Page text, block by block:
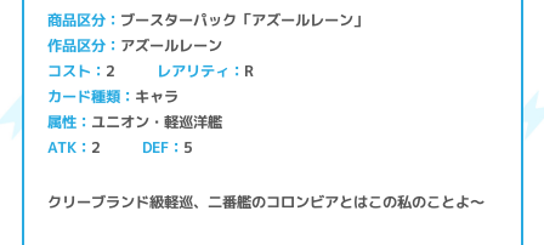
商品区分 ブースターパック「アズールレーン」
作品区分 アズールレーン
コスト 2 レアリティ R
カード種類 キャラ
属性 ユニオン・軽巡洋艦
ATK 2 DEF 5
クリーブランド級軽巡、二番艦のコロンビアとはこの私のことよ～